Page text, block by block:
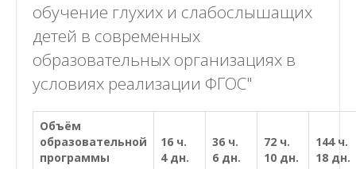
обучение глухих и слабослышащих
детей в современных
образовательных организациях в
условиях реализации ФГОС"
Объём
образовательной
программы
16 ч.
4 дн.
36 ч.
6 дн.
72 ч.
10 дн.
144 ч.
18 дн.